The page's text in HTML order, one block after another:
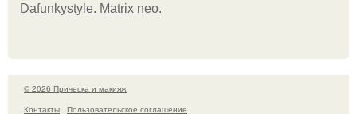
Dafunkystyle. Matrix neo.
© 2026 Прическа и макияж
Контакты
Пользовательское соглашение